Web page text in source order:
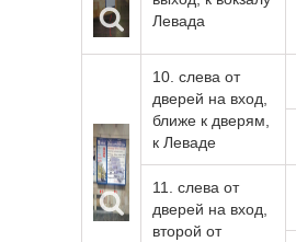
Левада
10. слева от
дверей на вход,
ближе к дверям,
к Леваде
11. слева от
дверей на вход,
второй от